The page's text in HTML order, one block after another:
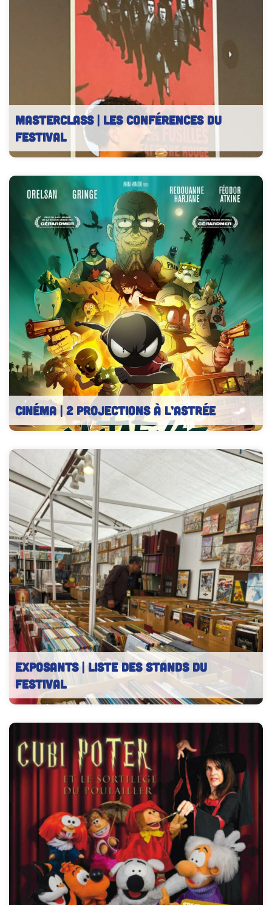
MASTERCLASS | Les conférences du
festival
CINÉMA | 2 projections à l’Astrée
EXPOSANTS | Liste des stands du
festival